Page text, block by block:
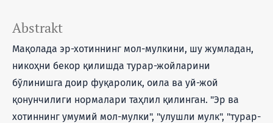
Abstrakt
Мақолада эр-хотиннинг мол-мулкини, шу жумладан,
никоҳни бекор қилишда турар-жойларини
бўлинишга доир фуқаролик, оила ва уй-жой
қонунчилиги нормалари таҳлил қилинган. "Эр ва
хотиннинг умумий мол-мулки", "улушли мулк", "турар-